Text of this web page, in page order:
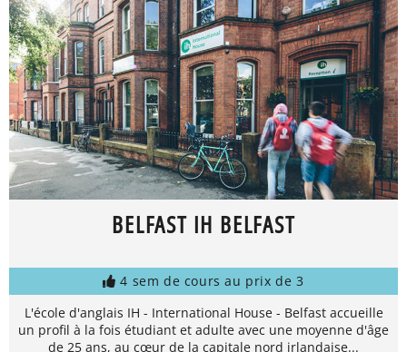
BELFAST IH BELFAST
4 sem de cours au prix de 3
L'école d'anglais IH - International House - Belfast accueille
un profil à la fois étudiant et adulte avec une moyenne d'âge
de 25 ans, au cœur de la capitale nord irlandaise...